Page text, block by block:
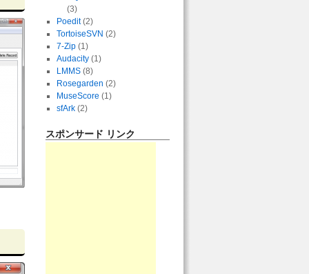
(3)
Poedit(2)
TortoiseSVN (2)
7-Zip(1)
Audacity(1)
LMMS(8)
Rosegarden (2)
MuseScore (1)
sfArk(2)
スポンサード リンク